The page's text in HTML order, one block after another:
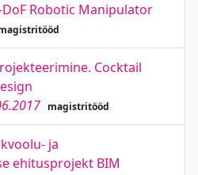
Robotic Manipulator
Cocktail
magistritööd
ja
ehitusprojekt BIM